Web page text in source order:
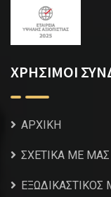
ΧΡΗΣΙΜΟΙ
ΑΡΧΙΚΗ
ΣΧΕΤΙΚΑ ΜΕ ΜΑΣ